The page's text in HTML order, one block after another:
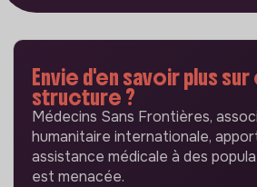
Envie d'en savoir plus
structure ?
Médecins Sans Frontières,
humanitaire internationale,
assistance médicale à des
est menacée.